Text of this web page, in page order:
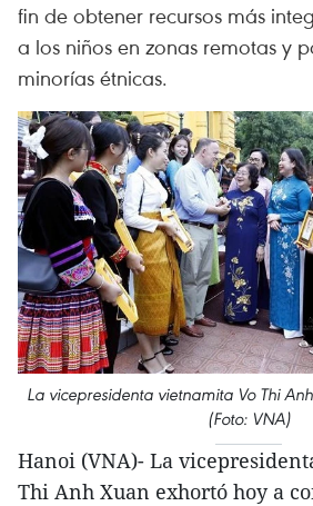
fin de obtener recursos más
a los niños en zonas remotas y
minorías étnicas.
La vicepresidenta vietnamita Vo Thi
(Foto: VNA)
Hanoi (VNA)- La
Thi Anh Xuan exhortó hoy a